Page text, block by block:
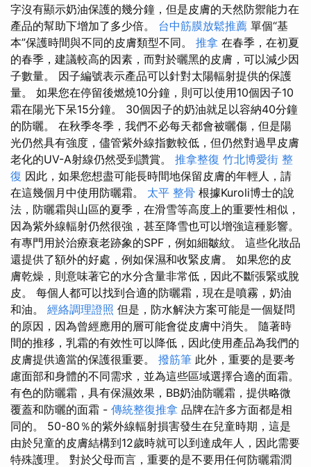
字沒有顯示奶油保護的幾分鐘，但是皮膚的天然防禦能力在
產品的幫助下增加了多少倍。 台中筋膜放鬆推薦 單個“基
本”保護時間與不同的皮膚類型不同。 推拿 在春季，在初夏
的春季，建議較高的因素，而對於曬黑的皮膚，可以減少因
子數量。 因子編號表示產品可以針對太陽輻射提供的保護
量。 如果您在停留後燃燒10分鐘，則可以使用10個因子10
霜在陽光下呆15分鐘。 30個因子的奶油就足以容納40分鐘
的防曬。 在秋季冬季，我們不必每天都會被曬傷，但是陽
光仍然具有強度，儘管紫外線指數較低，但仍然對過早皮膚
老化的UV-A射線仍然受到讚賞。 推拿整復 竹北博愛街 整
復 因此，如果您想盡可能長時間地保留皮膚的年輕人，請
在這幾個月中使用防曬霜。 太平 整骨 根據Kuroli博士的說
法，防曬霜與山區的夏季，在滑雪等高度上的重要性相似，
因為紫外線輻射仍然很強，甚至降雪也可以增強這種影響。
有專門用於治療衰老跡象的SPF，例如細皺紋。 這些化妝品
還提供了額外的好處，例如保濕和收緊皮膚。 如果您的皮
膚乾燥，則意味著它的水分含量非常低，因此不斷張緊或脫
皮。 每個人都可以找到合適的防曬霜，現在是噴霧，奶油
和油。 經絡調理證照 但是，防水解決方案可能是一個疑問
的原因，因為曾經應用的層可能會從皮膚中消失。 隨著時
間的推移，乳霜的有效性可以降低，因此使用產品為我們的
皮膚提供適當的保護很重要。 撥筋筆 此外，重要的是要考
慮面部和身體的不同需求，並為這些區域選擇合適的面霜。
有色的防曬霜，具有保濕效果，BB奶油防曬霜，提供略微
覆蓋和防曬的面霜 - 傳統整復推拿 品牌在許多方面都是相
同的。 50-80％的紫外線輻射損害發生在兒童時期，這是
由於兒童的皮膚結構到12歲時就可以到達成年人，因此需要
特殊護理。 對於父母而言，重要的是不要用任何防曬霜潤